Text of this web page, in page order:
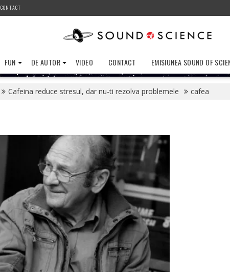
CONTACT
FUN DE AUTOR VIDEO CONTACT EMISIUNEA SOUND OF
Cafeina reduce stresul, dar nu-ti rezolva problemele cafea